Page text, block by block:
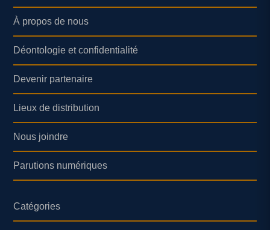
À propos de nous
Déontologie et confidentialité
Devenir partenaire
Lieux de distribution
Nous joindre
Parutions numériques
Catégories